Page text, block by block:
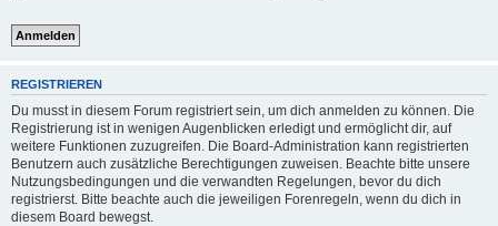
REGISTRIEREN
Du musst in diesem Forum registriert sein, um dich anmelden zu können. Die
Registrierung ist in wenigen Augenblicken erledigt und ermöglicht dir, auf
weitere Funktionen zuzugreifen. Die Board-Administration kann registrierten
Benutzern auch zusätzliche Berechtigungen zuweisen. Beachte bitte unsere
Nutzungsbedingungen und die verwandten Regelungen, bevor du dich
registrierst. Bitte beachte auch die jeweiligen Forenregeln, wenn du dich in
diesem Board bewegst.